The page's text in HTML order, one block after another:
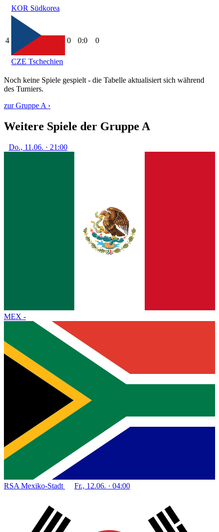
KOR Südkorea
4
CZE Tschechien
0 0:0 0
Noch keine Spiele gespielt - die Tabelle aktualisiert sich während
des Turniers.
zur Gruppe A ›
Weitere Spiele der Gruppe A
Do., 11.06. · 21:00
MEX -
RSA Mexiko-Stadt Fr., 12.06. · 04:00